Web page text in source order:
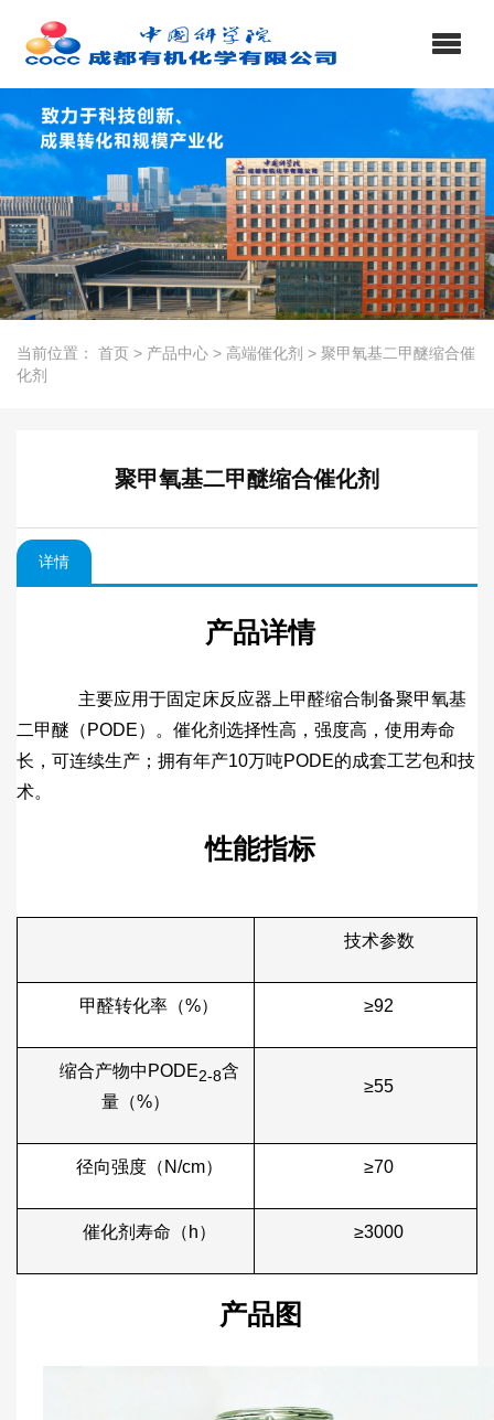
当前位置： 首页 > 产品中心 > 高端催化剂 > 聚甲氧基二甲醚缩合催
化剂
聚甲氧基二甲醚缩合催化剂
详情
产品详情
主要应用于固定床反应器上甲醛缩合制备聚甲氧基
二甲醚（PODE）。催化剂选择性高，强度高，使用寿命
长，可连续生产；拥有年产10万吨PODE的成套工艺包和技
术。
性能指标
技术参数
甲醛转化率（%） ≥92
缩合产物中PODE2-8含
量（%）
≥55
径向强度（N/cm） ≥70
催化剂寿命（h） ≥3000
产品图